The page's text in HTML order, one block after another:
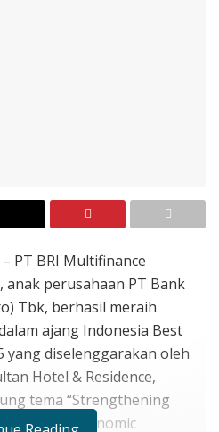
PT BRI Multifinance
anak perusahaan PT Bank
Tbk, berhasil meraih
ajang Indonesia Best
yang diselenggarakan oleh
Hotel & Residence,
tema “Strengthening
Shifting Economic